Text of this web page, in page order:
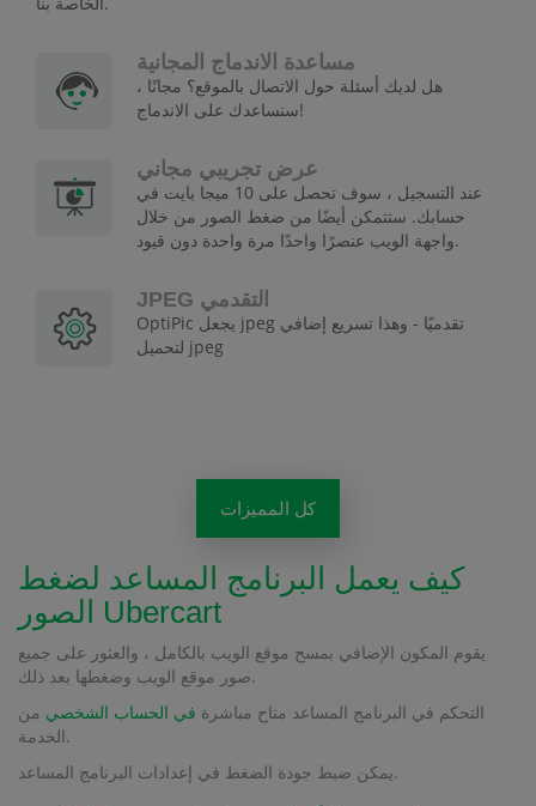
مساعدة الاندماج المجانية
هل لديك أسئلة حول الاتصال بالموقع؟ مجانًا ،
سنساعدك على الاندماج!
عرض تجريبي مجاني
عند التسجيل ، سوف تحصل على 10 ميجا بايت في
حسابك. ستتمكن أيضًا من ضغط الصور من خلال
واجهة الويب عنصرًا واحدًا مرة واحدة دون قيود.
JPEG التقدمي
OptiPic يجعل jpeg تقدميًا - وهذا تسريع إضافي
لتحميل jpeg
كل المميزات
كيف يعمل البرنامج المساعد لضغط
الصور Ubercart
يقوم المكون الإضافي بمسح موقع الويب بالكامل ، والعثور على جميع
صور موقع الويب وضغطها بعد ذلك.
التحكم في البرنامج المساعد متاح مباشرة في الحساب الشخصي من
الخدمة.
يمكن ضبط جودة الضغط في إعدادات البرنامج المساعد.